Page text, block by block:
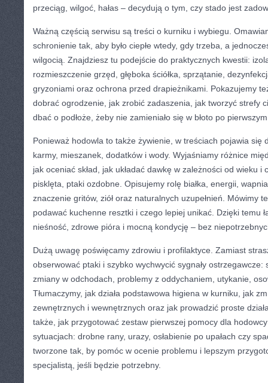
przeciąg, wilgoć, hałas – decydują o tym, czy stado jest
Ważną częścią serwisu są treści o kurniku i wybiegu.
schronienie tak, aby było ciepłe wtedy, gdy trzeba, a
wilgocią. Znajdziesz tu podejście do praktycznych kwestii:
rozmieszczenie grzęd, głęboka ściółka, sprzątanie,
gryzoniami oraz ochrona przed drapieżnikami. Pokazujemy
dobrać ogrodzenie, jak zrobić zadaszenia, jak tworzyć strefy
dbać o podłoże, żeby nie zamieniało się w błoto po
Ponieważ hodowla to także żywienie, w treściach pojawia się
karmy, mieszanek, dodatków i wody. Wyjaśniamy różnice
jak oceniać skład, jak układać dawkę w zależności od wieku i
pisklęta, ptaki ozdobne. Opisujemy rolę białka, energii,
znaczenie gritów, ziół oraz naturalnych uzupełnień. Mówimy
podawać kuchenne resztki i czego lepiej unikać. Dzięki temu
nieśność, zdrowe pióra i mocną kondycję – bez
Dużą uwagę poświęcamy zdrowiu i profilaktyce. Zamiast
obserwować ptaki i szybko wychwycić sygnały
zmiany w odchodach, problemy z oddychaniem, utykanie,
Tłumaczymy, jak działa podstawowa higiena w kurniku, jak
zewnętrznych i wewnętrznych oraz jak prowadzić proste
także, jak przygotować zestaw pierwszej pomocy dla
sytuacjach: drobne rany, urazy, osłabienie po upałach czy
tworzone tak, by pomóc w ocenie problemu i lepszym
specjalistą, jeśli będzie potrzebny.